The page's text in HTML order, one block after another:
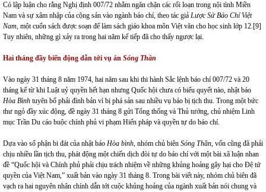
Có lập luận cho rằng Nghị định 007/72 nhằm ngăn chặn các rối loạn trong nội tình Miền
Nam và sự xâm nhập của cộng sản vào ngành báo chí, theo tác giả Lược Sử Báo Chí Việt
Nam, một cuốn sách được soạn để làm sách giáo khoa môn Việt văn cho học sinh lớp 12.[9]
Tuy nhiên, những gì xảy ra trong hai năm kế tiếp đã cho thấy ngược lại.
Hai tháng đầy biến động dẫn tới vụ án Sóng Thần
Vào ngày 31 tháng 8 năm 1974, hai năm sau khi thi hành Sắc lệnh báo chí 007/72 và 20
tháng kể từ khi Luật uỷ quyền hết hạn nhưng Quốc hội chưa có biểu quyết nào, nhật báo
Hòa Bình tuyên bố phải đình bản vì bị phá sản sau nhiều vụ báo bị tịch thu. Trong một bức
thư ngỏ đầy xúc động, đề ngày 31 tháng 8 gửi Tổng thống và Thủ tướng, chủ nhiệm Linh
mục Trần Du cáo buộc chính phủ vi phạm Hiến pháp và quyền tự do báo chí.
Dựa vào số phận bi đát của nhật báo Hòa bình, nhóm chủ biên Sóng Thần, vốn cũng đã phải
chịu nhiều lần tịch thu, phát động một chiến dịch đòi tự do báo chí với một bài xã luận nhan
đề “Quốc hội và Chính phủ phải chịu trách nhiệm về những khủng hoảng gây hại cho Đệ tứ
quyền của Việt Nam,” xuất bản vào ngày 31 tháng 8. Trong bài viết này, nhóm chủ biên đã
vạch ra hai nguyên nhân chính dẫn tới cuộc khủng hoảng của ngành xuất bản nói chung và